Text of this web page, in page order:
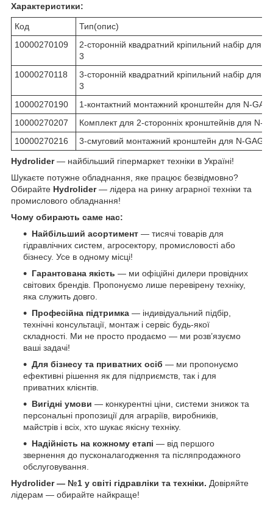
Характеристики:
Код
Тип(опис)
10000270109
2-сторонній квадратний кріпильний набір для
3
10000270118
3-сторонній квадратний кріпильний набір для
3
10000270190
1-контактний монтажний кронштейн для N-
10000270207
Комплект для 2-сторонніх кронштейнів для N-
10000270216
3-смуговий монтажний кронштейн для N-
Hydrolider— найбільший гіпермаркет техніки в Україні!
Шукаєте потужне обладнання, яке працює безвідмовно?
Обирайте Hydrolider— лідера на ринку аграрної техніки та
промислового обладнання!
Чому обирають саме нас:
Найбільший асортимент — тисячі товарів для
гідравлічних систем, агросектору, промисловості або
бізнесу. Усе в одному місці!
Гарантована якість — ми офіційні дилери провідних
світових брендів. Пропонуємо лише перевірену техніку,
яка служить довго.
Професійна підтримка — індивідуальний підбір,
технічні консультації, монтаж і сервіс будь-якої
складності. Ми не просто продаємо — ми розв’язуємо
ваші задачі!
Для бізнесу та приватних осіб — ми пропонуємо
ефективні рішення як для підприємств, так і для
приватних клієнтів.
Вигідні умови — конкурентні ціни, системи знижок та
персональні пропозиції для аграріїв, виробників,
майстрів і всіх, хто шукає якісну техніку.
Надійність на кожному етапі — від першого
звернення до пусконалагодження та післяпродажного
обслуговування.
Hydrolider — №1 у світі гідравліки та техніки. Довіряйте
лідерам — обирайте найкраще!